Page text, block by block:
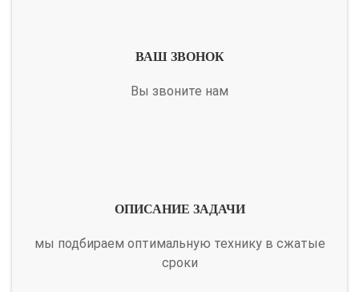
ВАШ ЗВОНОК
Вы звоните нам
ОПИСАНИЕ ЗАДАЧИ
мы подбираем оптимальную технику в сжатые
сроки